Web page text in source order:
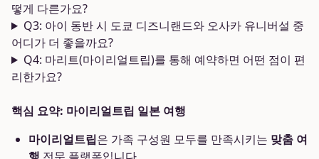
떻게 다른가요?
Q3: 아이 동반 시 도쿄 디즈니랜드와 오사카 유니버설 중
어디가 더 좋을까요?
Q4: 마리트(마이리얼트립)를 통해 예약하면 어떤 점이 편
리한가요?
핵심 요약: 마이리얼트립 일본 여행
마이리얼트립은 가족 구성원 모두를 만족시키는 맞춤 여